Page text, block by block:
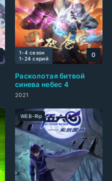
Расколотая битвой
синева небес 4
2021
1-4 сезон
1-24 cерий
0
WEB-Rip